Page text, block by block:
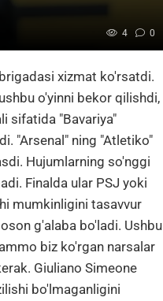
4 0
xizmat ko'rsatdi.
o'yinni bekor qilishdi,
sifatida "Bavariya"
"Arsenal" ning "Atletiko"
Hujumlarning so'nggi
Finalda ular PSJ yoki
mumkinligini tasavvur
g'alaba bo'ladi. Ushbu
biz ko'rgan narsalar
Giuliano Simeone
bo'lmaganligini